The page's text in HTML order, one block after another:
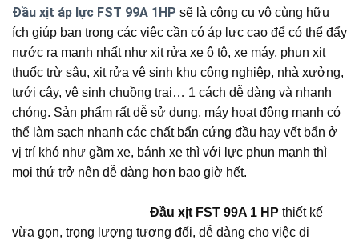
Đầu xịt áp lực FST 99A 1HP sẽ là công cụ vô cùng hữu
ích giúp bạn trong các việc cần có áp lực cao để có thể đẩy
nước ra mạnh nhất như xịt rửa xe ô tô, xe máy, phun xịt
thuốc trừ sâu, xịt rửa vệ sinh khu công nghiệp, nhà xưởng,
tưới cây, vệ sinh chuồng trại… 1 cách dễ dàng và nhanh
chóng. Sản phẩm rất dễ sử dụng, máy hoạt động mạnh có
thể làm sạch nhanh các chất bẩn cứng đầu hay vết bẩn ở
vị trí khó như gầm xe, bánh xe thì với lực phun mạnh thì
mọi thứ trở nên dễ dàng hơn bao giờ hết.
Đầu xịt FST 99A 1 HP thiết kế
vừa gọn, trọng lượng tương đối, dễ dàng cho việc di